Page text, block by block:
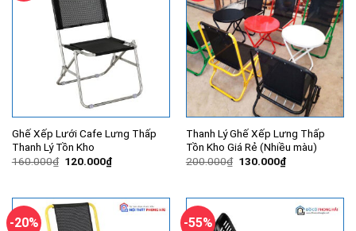
Ghế Xếp Lưới Cafe Lưng Thấp
Thanh Lý Tồn Kho
160.000₫ Giá
120.000₫Giá
hiện
120.000₫.
Thanh Lý Ghế Xếp Lưng Thấp
Tồn Kho Giá Rẻ (Nhiều màu)
200.000₫ Giá
130.000₫Giá
hiện
130.000₫.
-20% -55%